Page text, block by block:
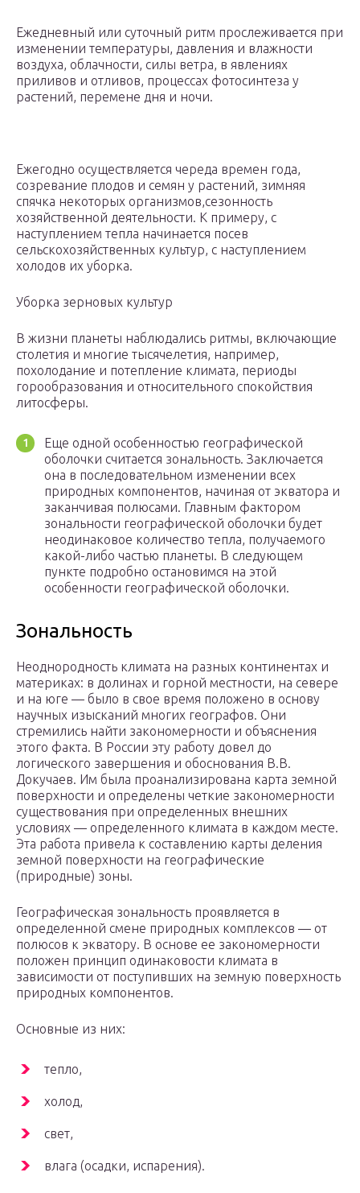
Ежедневный или суточный ритм прослеживается при
изменении температуры, давления и влажности
воздуха, облачности, силы ветра, в явлениях
приливов и отливов, процессах фотосинтеза у
растений, перемене дня и ночи.
Ежегодно осуществляется череда времен года,
созревание плодов и семян у растений, зимняя
спячка некоторых организмов,сезонность
хозяйственной деятельности. К примеру, с
наступлением тепла начинается посев
сельскохозяйственных культур, с наступлением
холодов их уборка.
Уборка зерновых культур
В жизни планеты наблюдались ритмы, включающие
столетия и многие тысячелетия, например,
похолодание и потепление климата, периоды
горообразования и относительного спокойствия
литосферы.
Еще одной особенностью географической
оболочки считается зональность. Заключается
она в последовательном изменении всех
природных компонентов, начиная от экватора и
заканчивая полюсами. Главным фактором
зональности географической оболочки будет
неодинаковое количество тепла, получаемого
какой-либо частью планеты. В следующем
пункте подробно остановимся на этой
особенности географической оболочки.
Зональность
Неоднородность климата на разных континентах и
материках: в долинах и горной местности, на севере
и на юге — было в свое время положено в основу
научных изысканий многих географов. Они
стремились найти закономерности и объяснения
этого факта. В России эту работу довел до
логического завершения и обоснования В.В.
Докучаев. Им была проанализирована карта земной
поверхности и определены четкие закономерности
существования при определенных внешних
условиях — определенного климата в каждом месте.
Эта работа привела к составлению карты деления
земной поверхности на географические
(природные) зоны.
Географическая зональность проявляется в
определенной смене природных комплексов — от
полюсов к экватору. В основе ее закономерности
положен принцип одинаковости климата в
зависимости от поступивших на земную поверхность
природных компонентов.
Основные из них:
тепло,
холод,
свет,
влага (осадки, испарения).